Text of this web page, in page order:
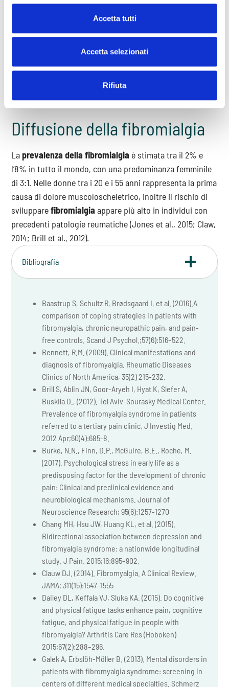
Accetta tutti
Accetta selezionati
Rifiuta
e la presenza di sintomi cronici sconvolgono gli equilibri
familiari, l’identità e la fiducia in se stessi delle persone
affette.
La presenza di supporto sociale può potenziare gli effetti
gestione dei sintomi e il funzionamento globale della
persona (West et al., 2012).
Diffusione della fibromialgia
Laprevalenza della fibromialgia è stimata tra il 2% e
l’8% in tutto il mondo, con una predominanza femminile
di 3:1. Nelle donne tra i 20 e i 55 anni rappresenta la prima
causa di dolore muscoloscheletrico, inoltre il rischio di
svilupparefibromialgia appare più alto in individui con
precedenti patologie reumatiche (Jones et al., 2015; Claw,
2014; Brill et al., 2012).
Bibliografia
Baastrup S, Schultz R, Brødsgaard I, et al. (2016).A
comparison of coping strategies in patients with
fibromyalgia, chronic neuropathic pain, and pain-
free controls. Scand J Psychol.;57(6):516–522.
Bennett, R.M. (2009). Clinical manifestations and
diagnosis of fibromyalgia. Rheumatic Diseases
Clinics of North America, 35(2) 215-232.
Brill S, Ablin JN, Goor-Aryeh I, Hyat K, Slefer A,
Buskila D., (2012). Tel Aviv-Sourasky Medical Center.
Prevalence of fibromyalgia syndrome in patients
referred to a tertiary pain clinic. J Investig Med.
2012 Apr;60(4):685-8.
Burke, N.N., Finn, D.P., McGuire, B.E., Roche, M.
(2017). Psychological stress in early life as a
predisposing factor for the development of chronic
pain: Clinical and preclinical evidence and
neurobiological mechanisms. Journal of
Neuroscience Research; 95(6):1257-1270
Chang MH, Hsu JW, Huang KL, et al. (2015).
Bidirectional association between depression and
fibromyalgia syndrome: a nationwide longitudinal
study. J Pain. 2015;16:895–902.
Clauw DJ. (2014). Fibromyalgia. A Clinical Review.
JAMA; 311(15):1547-1555
Dailey DL, Keffala VJ, Sluka KA. (2015). Do cognitive
and physical fatigue tasks enhance pain, cognitive
fatigue, and physical fatigue in people with
fibromyalgia? Arthritis Care Res (Hoboken)
2015;67(2):288–296.
Galek A, Erbslöh-Möller B. (2013). Mental disorders in
patients with fibromyalgia syndrome: screening in
centers of different medical specialties. Schmerz